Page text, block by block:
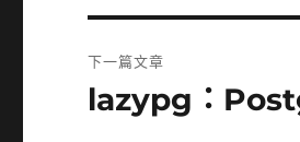
篇
文
下一篇文章
下
lazypg：